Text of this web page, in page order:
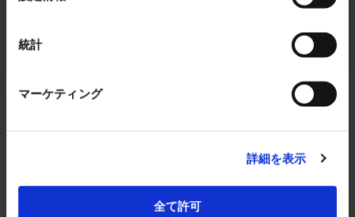
統計
マーケティング
詳細を表示
全て許可